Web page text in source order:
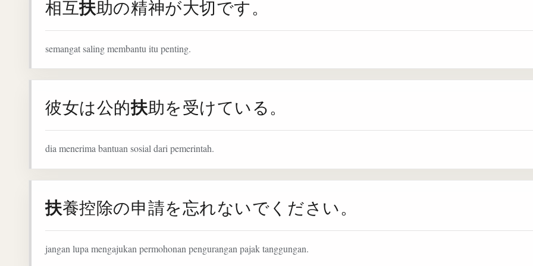
相互扶助の精神が大切です。
semangat saling membantu itu penting.
彼女は公的扶助を受けている。
dia menerima bantuan sosial dari pemerintah.
扶養控除の申請を忘れないでください。
jangan lupa mengajukan permohonan pengurangan pajak tanggungan.